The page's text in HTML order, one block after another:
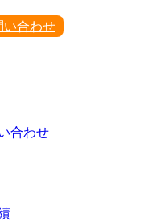
い合わせ
合わせ